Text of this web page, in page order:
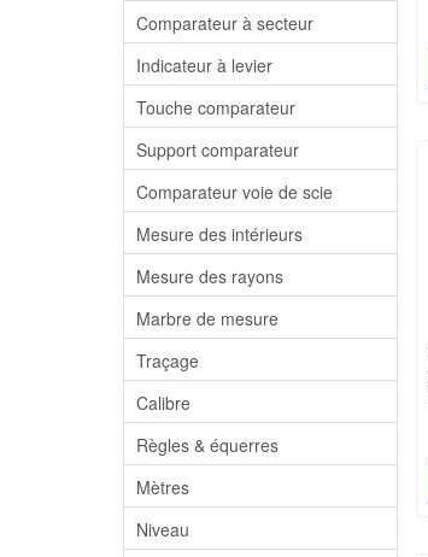
Comparateur à secteur
Indicateur à levier
Touche comparateur
Support comparateur
Comparateur voie de scie
Mesure des intérieurs
Mesure des rayons
Marbre de mesure
Traçage
Calibre
Règles & équerres
Mètres
Niveau